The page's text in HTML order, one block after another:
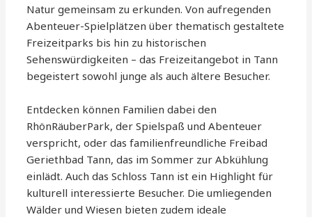
Natur gemeinsam zu erkunden. Von aufregenden
Abenteuer-Spielplätzen über thematisch gestaltete
Freizeitparks bis hin zu historischen
Sehenswürdigkeiten – das Freizeitangebot in Tann
begeistert sowohl junge als auch ältere Besucher.
Entdecken können Familien dabei den
RhönRäuberPark, der Spielspaß und Abenteuer
verspricht, oder das familienfreundliche Freibad
Geriethbad Tann, das im Sommer zur Abkühlung
einlädt. Auch das Schloss Tann ist ein Highlight für
kulturell interessierte Besucher. Die umliegenden
Wälder und Wiesen bieten zudem ideale